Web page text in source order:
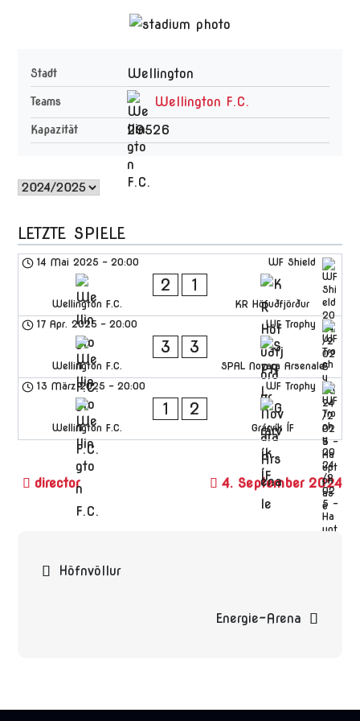
Stadt Wellington
Teams Wellington F.C.
Kapazität 29526
LETZTE SPIELE
WF Shield
14 Mai 2025 - 20:00
Wellington F.C.
2 1
KR Höfuðfjörður
WF Trophy
17 Apr. 2025 - 20:00
Wellington F.C.
3 3
SPAL Novara Arsenale
WF Trophy
13 März 2025 - 20:00
Wellington F.C.
1 2
Grárvík ÍF
4. September 2024
Höfnvöllur
Energie-Arena